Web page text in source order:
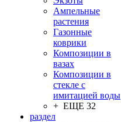
Ампельные
растения
Газонные
коврики
Композиции в
вазах
Композиции в
стекле с
имитацией воды
+ ЕЩЕ 32
раздел